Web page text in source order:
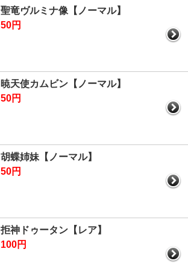
聖竜ヴルミナ像【ノーマル】
50円
暁天使カムビン【ノーマル】
50円
胡蝶姉妹【ノーマル】
50円
拒神ドゥータン【レア】
100円